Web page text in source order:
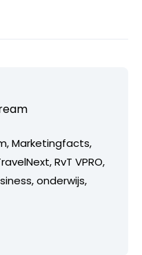
Marketingfacts,
RvT VPRO,
onderwijs,